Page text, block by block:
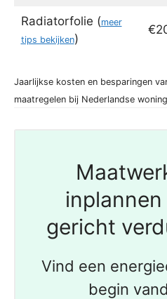
Radiatorfolie (meer
tips bekijken)
Jaarlijkse kosten en besparingen
maatregelen bij Nederlandse
gericht
Vind een
begin